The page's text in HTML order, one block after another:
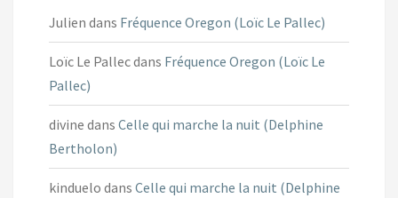
Julien dans Fréquence Oregon (Loïc Le Pallec)
Loïc Le Pallecdans Fréquence Oregon (Loïc Le
Pallec)
divine dans Celle qui marche la nuit (Delphine
Bertholon)
kinduelo dans Celle qui marche la nuit (Delphine